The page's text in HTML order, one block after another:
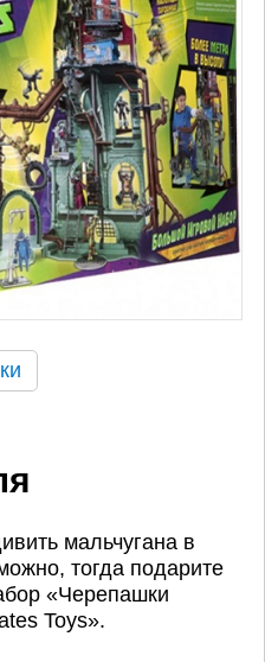
мальчугана в
тогда подарите
«Черепашки
Toys».